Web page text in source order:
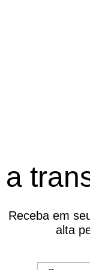
Receba em
alta